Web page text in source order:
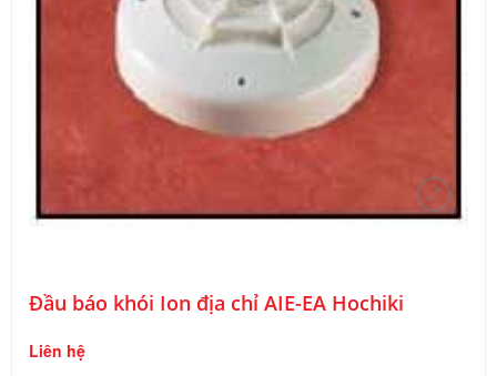
Đầu báo khói Ion địa chỉ AIE-EA Hochiki
Liên hệ